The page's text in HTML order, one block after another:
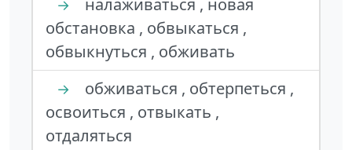
→
налаживаться , новая
обстановка , обвыкаться ,
обвыкнуться , обживать
→
обживаться , обтерпеться ,
освоиться , отвыкать ,
отдаляться